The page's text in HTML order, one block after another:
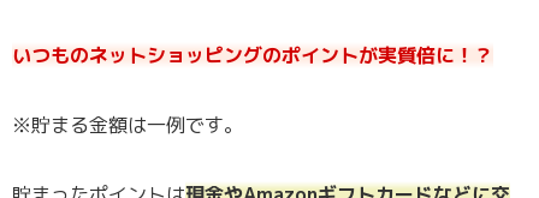
いつものネットショッピングのポイントが実質倍に！？
※貯まる金額は一例です。